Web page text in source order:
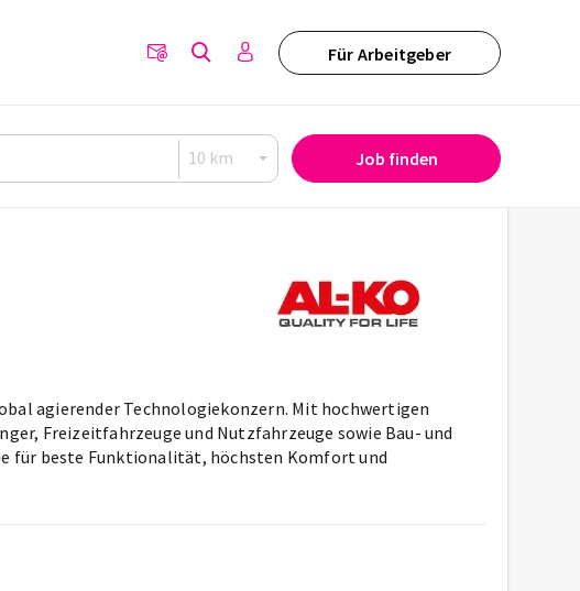
Für Arbeitgeber
Job finden
agierender Technologiekonzern. Mit hochwertigen
Freizeitfahrzeuge und Nutzfahrzeuge sowie Bau- und
für beste Funktionalität, höchsten Komfort und